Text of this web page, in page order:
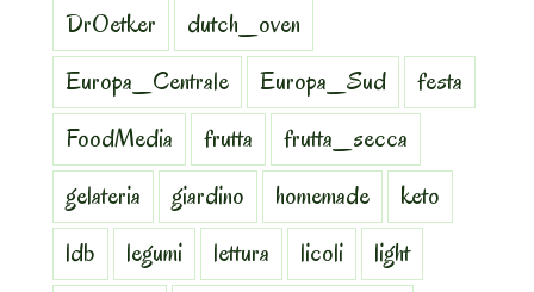
DrOetker
dutch_oven
Europa_Centrale
Europa_Sud
festa
FoodMedia
frutta
frutta_secca
gelateria
giardino homemade
keto
ldb
legumi lettura licoli
light